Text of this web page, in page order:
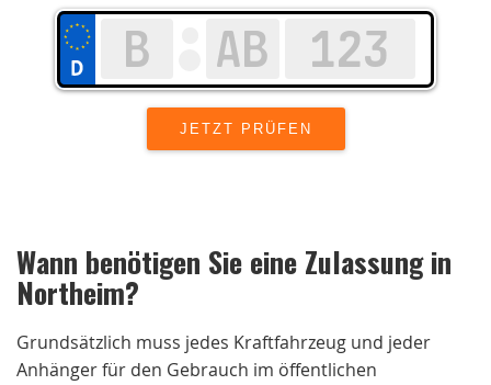
Wann benötigen Sie eine Zulassung in
Northeim?
Grundsätzlich muss jedes Kraftfahrzeug und jeder
Anhänger für den Gebrauch im öffentlichen